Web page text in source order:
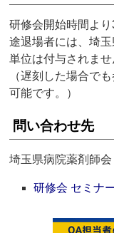
研修会開始時間よ
途退場者には、埼
単位は付与されませ
（遅刻した場合で
可能です。）
問い合わせ先
埼玉県病院薬剤師
研修会 セミナ